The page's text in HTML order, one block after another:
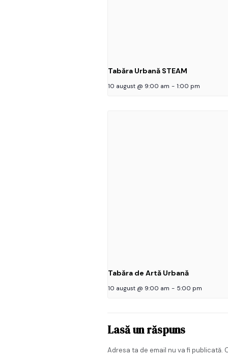
Tabăra Urbană STEAM
10 august @ 9:00 am - 1:00 pm
Tabăra de Artă Urbană
10 august @ 9:00 am - 5:00 pm
Lasă un răspuns
Adresa ta de email nu va fi publicată.